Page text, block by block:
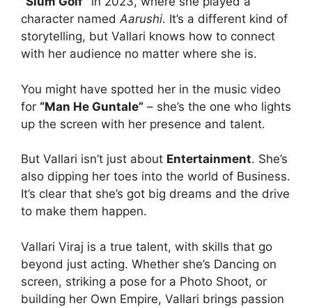
character namedAarushi. It’s a different kind of
storytelling, but Vallari knows how to connect
with her audience no matter where she is.
You might have spotted her in the music video
for “Man He Guntale” – she’s the one who lights
up the screen with her presence and talent.
But Vallari isn’t just about Entertainment. She’s
also dipping her toes into the world of Business.
It’s clear that she’s got big dreams and the drive
to make them happen.
Vallari Viraj is a true talent, with skills that go
beyond just acting. Whether she’s Dancing on
screen, striking a pose for a Photo Shoot, or
building her Own Empire, Vallari brings passion